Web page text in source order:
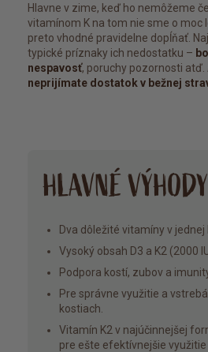
Hlavne v zime, keď ho nemôžeme
vitamínom K na tom nie sme o moc
preto vhodné pravidelne dopĺňať.
typické príznaky ich nedostatku –
nespavosť, poruchy pozornosti atď.
neprijímate dostatok v bežnej
HLAVNÉ VÝHODY
Dva dôležité vitamíny v jednej
Vysoký obsah D3 a K2 (2000
Podpora kostí, zubov a
Pre správne využitie a
kostiach.
Vitamín K2 v najúčinnejšej
pre ešte efektívnejšie využitie